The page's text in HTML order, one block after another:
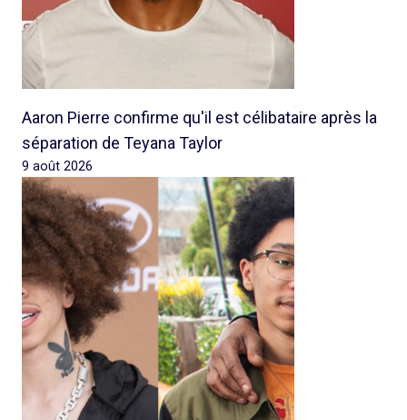
Aaron Pierre confirme qu'il est célibataire après la
séparation de Teyana Taylor
9 août 2026